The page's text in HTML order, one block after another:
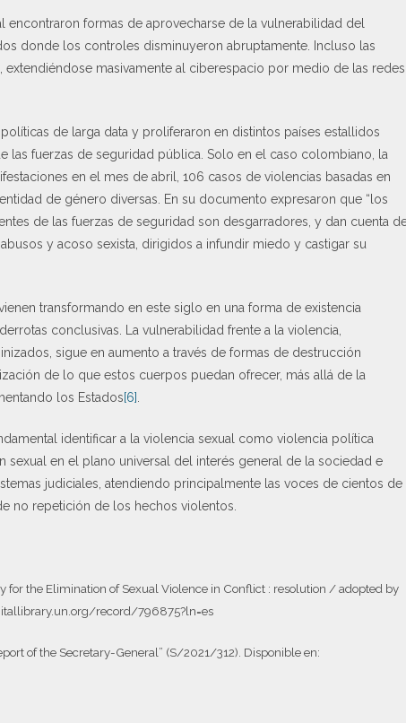
encontraron formas de aprovecharse de la vulnerabilidad del
donde los controles disminuyeron abruptamente. Incluso las
masivamente al ciberespacio por medio de las redes
de larga data y proliferaron en distintos países estallidos
fuerzas de seguridad pública. Solo en el caso colombiano, la
en el mes de abril, 106 casos de violencias basadas en
de género diversas. En su documento expresaron que “los
de las fuerzas de seguridad son desgarradores, y dan cuenta
y acoso sexista, dirigidos a infundir miedo y castigar su
transformando en este siglo en una forma de existencia
conclusivas. La vulnerabilidad frente a la violencia,
sigue en aumento a través de formas de destrucción
de lo que estos cuerpos puedan ofrecer, más allá de la
los Estados[6].
identificar a la violencia sexual como violencia política
en el plano universal del interés general de la sociedad e
judiciales, atendiendo principalmente las voces de cientos de
no repetición de los hechos violentos.
for the Elimination of Sexual Violence in Conflict : resolution / adopted by
record/796875?ln=es
of the Secretary-General” (S/2021/312). Disponible en: